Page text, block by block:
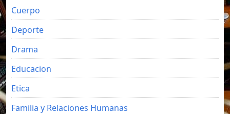
Cuerpo
Deporte
Drama
Educacion
Etica
Familia y Relaciones Humanas